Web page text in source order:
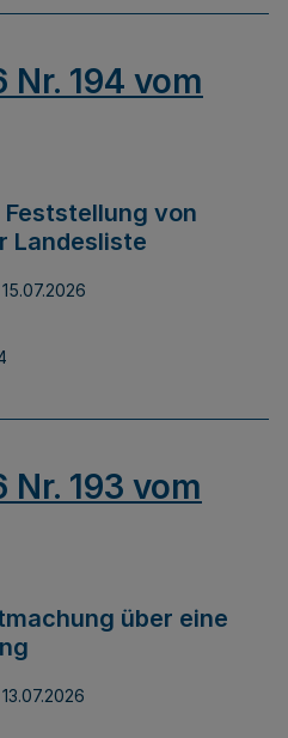
Nr. 194 vom
von
Landesliste
15.07.2026
Nr. 193 vom
über eine
13.07.2026